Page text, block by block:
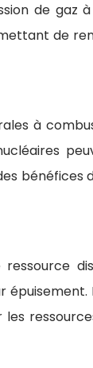
de
de
à
ressource